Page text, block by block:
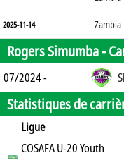
2025-11-14 Zambia
Rogers Simumba -
07/2024 -
Statistiques de
Ligue
SO
B B
COSAFA U-20 Youth